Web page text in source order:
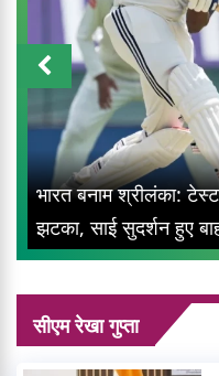
भारत बनाम श्रीलंका:
झटका, साई सुदर्शन हुए
सीएम रेखा गुप्ता